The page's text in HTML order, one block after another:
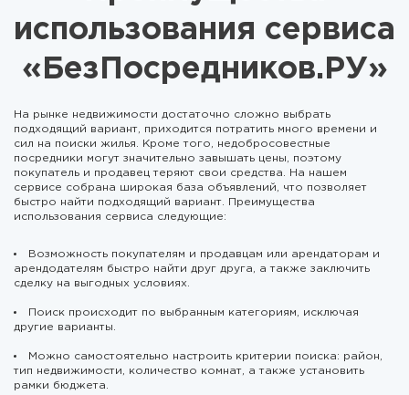
использования сервиса
«БезПосредников.РУ»
На рынке недвижимости достаточно сложно выбрать
подходящий вариант, приходится потратить много времени и
сил на поиски жилья. Кроме того, недобросовестные
посредники могут значительно завышать цены, поэтому
покупатель и продавец теряют свои средства. На нашем
сервисе собрана широкая база объявлений, что позволяет
быстро найти подходящий вариант. Преимущества
использования сервиса следующие:
Возможность покупателям и продавцам или арендаторам и
арендодателям быстро найти друг друга, а также заключить
сделку на выгодных условиях.
Поиск происходит по выбранным категориям, исключая
другие варианты.
Можно самостоятельно настроить критерии поиска: район,
тип недвижимости, количество комнат, а также установить
рамки бюджета.